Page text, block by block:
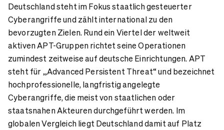
Deutschland steht im Fokus staatlich gesteuerter
Cyberangriffe und zählt international zu den
bevorzugten Zielen. Rund ein Viertel der weltweit
aktiven APT-Gruppen richtet seine Operationen
zumindest zeitweise auf deutsche Einrichtungen. APT
steht für „Advanced Persistent Threat“ und bezeichnet
hochprofessionelle, langfristig angelegte
Cyberangriffe, die meist von staatlichen oder
staatsnahen Akteuren durchgeführt werden. Im
globalen Vergleich liegt Deutschland damit auf Platz